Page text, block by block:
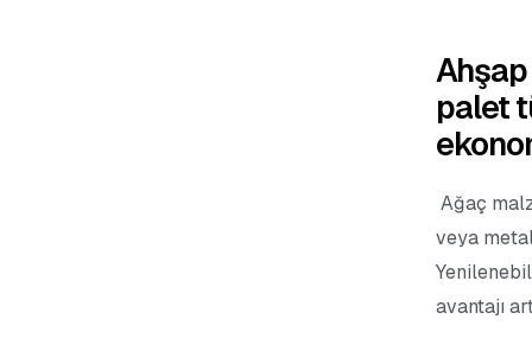
palet
Ağaç
veya
avantajı